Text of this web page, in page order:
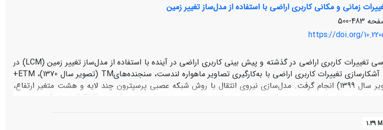
زمانی و مکانی کاربری اراضی با استفاده از مدل‌ساز تغییر زمین
483-500
https://doi.org/
هدف این پژوهش، بررسی تغییرات کاربری اراضی در گذشته و پیش بینی کاربری اراضی در آینده با استفاده از مدل‌ساز تغییر زمین (LCM) در
حوزه آبخیز هلیل رود می باشد. آشکارسازی تغییرات کاربری اراضی با به‌کارگیری تصاویر ماهواره لندست، سنجنده‌هایTM (تصویر سال 1370)، ETM+
(تصویر سال 1382) و OLI (تصویر سال 1399) انجام گرفت. مدل‌سازی نیروی انتقال با روش شبکه عصبی پرسپترون چند لایه و هشت متغیر ارتفاع،
شیب، جهت، فاصله از جاده، فاصله از رودخانه، فاصله از اراضی کشاورزی، فاصله از شهر، شاخص تفاضل پوشش گیاهی (NDVI) انجام گرفت. جهت
دوره آتی، از زنجیره‌ی مارکوف استفاده گردید. نتایج ارزیابی دوره‌های واسنجی با استفاده از آماره‌ی کاپا نشان داد
1.39 M